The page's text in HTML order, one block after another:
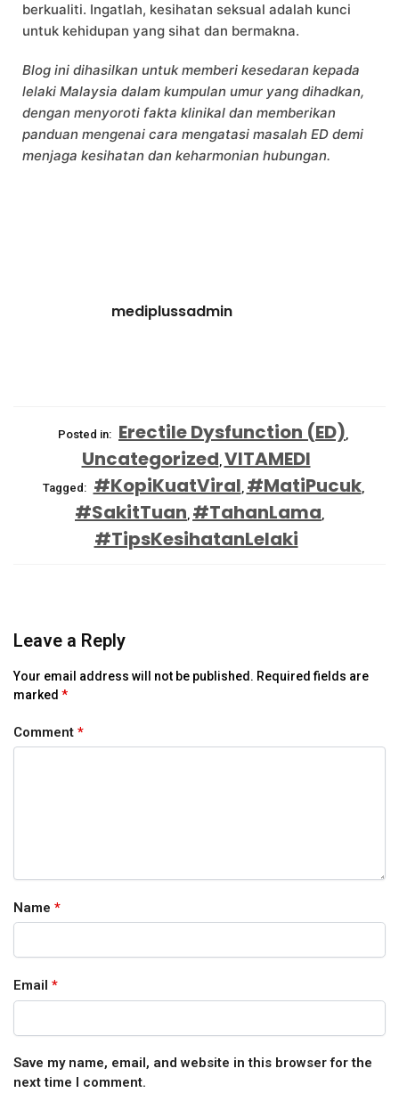
berkualiti. Ingatlah, kesihatan seksual adalah kunci
untuk kehidupan yang sihat dan bermakna.
Blog ini dihasilkan untuk memberi kesedaran kepada
lelaki Malaysia dalam kumpulan umur yang dihadkan,
dengan menyoroti fakta klinikal dan memberikan
panduan mengenai cara mengatasi masalah ED demi
menjaga kesihatan dan keharmonian hubungan.
mediplussadmin
Posted in: Erectile Dysfunction (ED),
Uncategorized, VITAMEDI
Tagged: #KopiKuatViral, #MatiPucuk,
#SakitTuan, #TahanLama,
#TipsKesihatanLelaki
Leave a Reply
Your email address will not be published. Required fields are
marked *
Comment *
Name *
Email *
Save my name, email, and website in this browser for the
next time I comment.